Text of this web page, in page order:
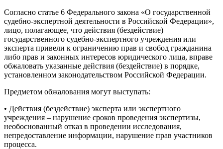
Согласно статье 6 Федерального закона «О государственной
судебно-экспертной деятельности в Российской Федерации»,
лицо, полагающее, что действия (бездействие)
государственного судебно-экспертного учреждения или
эксперта привели к ограничению прав и свобод гражданина
либо прав и законных интересов юридического лица, вправе
обжаловать указанные действия (бездействие) в порядке,
установленном законодательством Российской Федерации.
Предметом обжалования могут выступать:
• Действия (бездействие) эксперта или экспертного
учреждения – нарушение сроков проведения экспертизы,
необоснованный отказ в проведении исследования,
непредоставление информации, нарушение прав участников
процесса.